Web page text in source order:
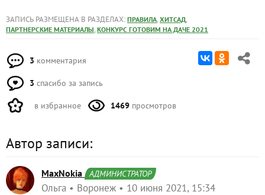
ЗАПИСЬ РАЗМЕЩЕНА В РАЗДЕЛАХ: ПРАВИЛА, ХИТСАД,
ПАРТНЕРСКИЕ МАТЕРИАЛЫ, КОНКУРС ГОТОВИМ НА ДАЧЕ 2021
3 комментария
3 спасибо за запись
в избранное 1469 просмотров
Автор записи:
MaxNokia АДМИНИСТРАТОР
Ольга Воронеж 10 июня 2021, 15:34